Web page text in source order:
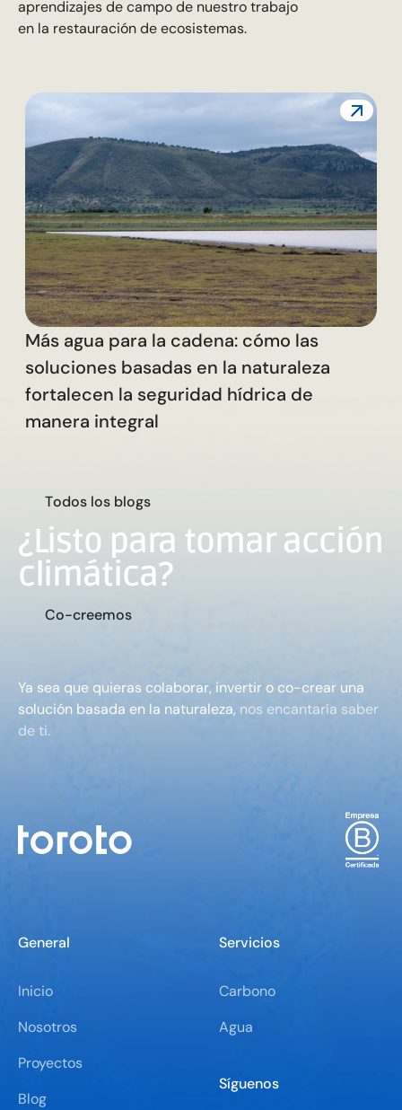
aprendizajes de campo de nuestro trabajo
en la restauración de ecosistemas.
Más agua para la cadena: cómo las
soluciones basadas en la naturaleza
fortalecen la seguridad hídrica de
manera integral
Todos los blogs
¿Listo para tomar acción
climática?
Co-creemos
Ya sea que quieras colaborar, invertir o co-crear una
solución basada en la naturaleza, nos encantaría saber
de ti.
General
Inicio
Nosotros
Proyectos
Blog
Servicios
Carbono
Agua
Síguenos